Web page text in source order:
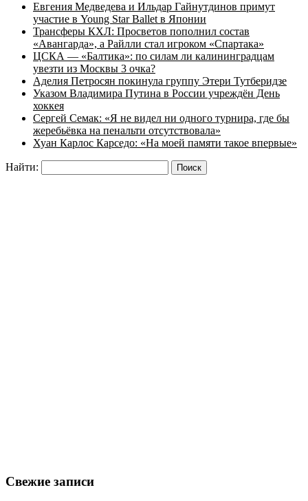
Евгения Медведева и Ильдар Гайнутдинов примут
участие в Young Star Ballet в Японии
Трансферы КХЛ: Просветов пополнил состав
«Авангарда», а Райлли стал игроком «Спартака»
ЦСКА — «Балтика»: по силам ли калининградцам
увезти из Москвы 3 очка?
Аделия Петросян покинула группу Этери Тутберидзе
Указом Владимира Путина в России учреждён День
хоккея
Сергей Семак: «Я не видел ни одного турнира, где бы
жеребьёвка на пенальти отсутствовала»
Хуан Карлос Карседо: «На моей памяти такое впервые»
Найти:
Свежие записи